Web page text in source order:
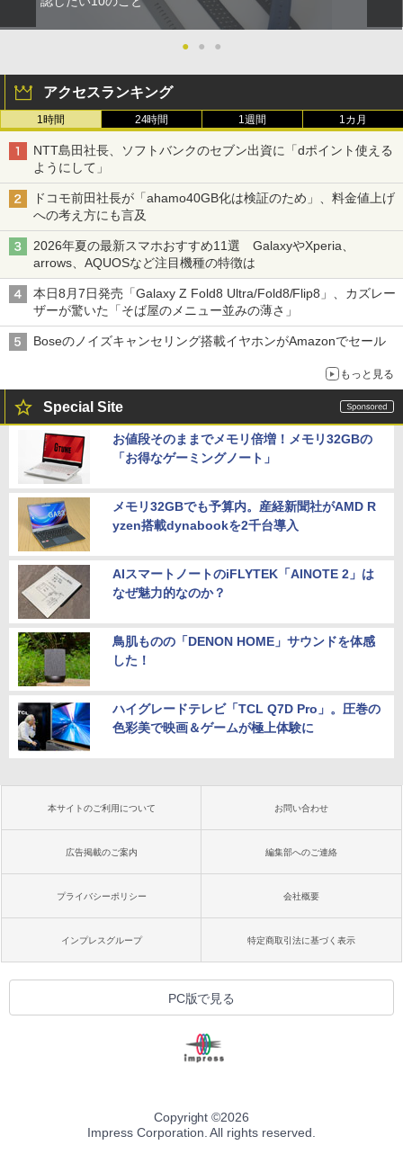
● ● ●
アクセスランキング
1時間 24時間 1週間 1カ月
NTT島田社長、ソフトバンクのセブン出資に「dポイント使える
ようにして」
ドコモ前田社長が「ahamo40GB化は検証のため」、料金値上げ
への考え方にも言及
2026年夏の最新スマホおすすめ11選 GalaxyやXperia、
arrows、AQUOSなど注目機種の特徴は
本日8月7日発売「Galaxy Z Fold8 Ultra/Fold8/Flip8」、カズレー
ザーが驚いた「そば屋のメニュー並みの薄さ」
Boseのノイズキャンセリング搭載イヤホンがAmazonでセール
もっと見る
Special Site
お値段そのままでメモリ倍増！メモリ32GBの
「お得なゲーミングノート」
メモリ32GBでも予算内。産経新聞社がAMD R
yzen搭載dynabookを2千台導入
AIスマートノートのiFLYTEK「AINOTE 2」は
なぜ魅力的なのか？
鳥肌ものの「DENON HOME」サウンドを体感
した！
ハイグレードテレビ「TCL Q7D Pro」。圧巻の
色彩美で映画＆ゲームが極上体験に
本サイトのご利用について お問い合わせ
広告掲載のご案内 編集部へのご連絡
プライバシーポリシー 会社概要
インプレスグループ 特定商取引法に基づく表示
PC版で見る
Copyright ©2026
Impress Corporation. All rights reserved.